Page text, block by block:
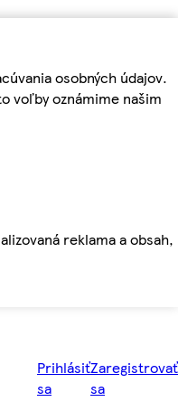
osobných údajov.
voľby oznámime našim
reklama a obsah,
Prihlásiť
sa
Zaregistrovať
sa